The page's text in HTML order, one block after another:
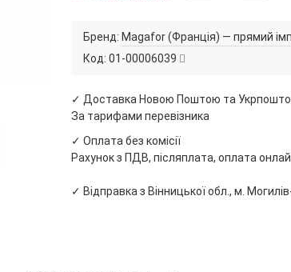
Бренд: Magafor (Франція) — прямий
Код: 01-00006039
✓ Доставка Новою Поштою та
За тарифами перевізника
✓ Оплата без комісії
Рахунок з ПДВ, післяплата, оплата
✓ Відправка з Вінницької обл., м.